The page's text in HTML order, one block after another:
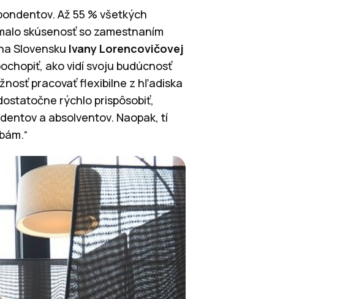
Až 55 % všetkých
skúsenosť so zamestnaním
Slovensku Ivany Lorencovičovej
ako vidí svoju budúcnosť
pracovať flexibilne z hľadiska
rýchlo prispôsobiť,
a absolventov. Naopak, tí